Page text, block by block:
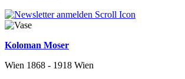
Koloman Moser
Wien 1868 - 1918 Wien